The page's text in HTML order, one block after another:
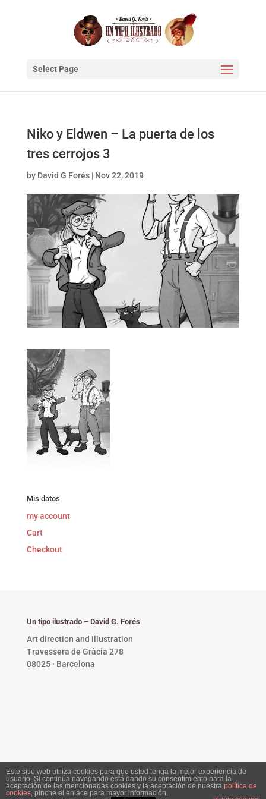
Select Page
Niko y Eldwen – La puerta de los
tres cerrojos 3
by David G Forés| Nov 22, 2019
Mis datos
my account
Cart
Checkout
Un tipo ilustrado – David G. Forés
Art direction and illustration
Travessera de Gràcia 278
08025 · Barcelona
Privacy Policy •Copyright © 2023 David G. Forés. All
rights reserved.
Este sitio web utiliza cookies para que usted tenga la mejor experiencia de
usuario. Si continúa navegando está dando su consentimiento para la
aceptación de las mencionadas cookies y la aceptación de nuestra política de
cookies, pinche el enlace para mayor información.